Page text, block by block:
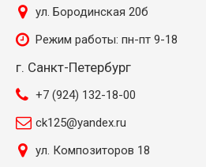
ул. Бородинская 20б
Режим работы: пн-пт 9-18
г. Санкт-Петербург
+7 (924) 132-18-00
ck125@yandex.ru
ул. Композиторов 18